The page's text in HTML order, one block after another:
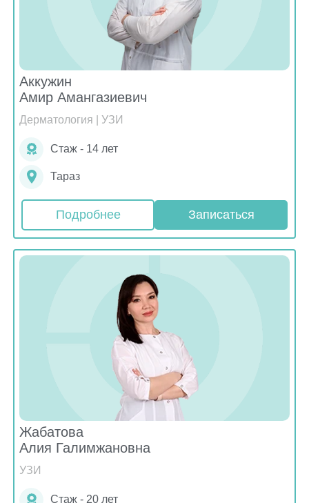
Аккужин
Амир Амангазиевич
Дерматология | УЗИ
Стаж - 14 лет
Тараз
Подробнее Записаться
Жабатова
Алия Галимжановна
УЗИ
Стаж - 20 лет